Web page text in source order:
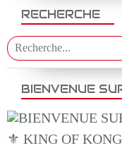
RECHERCHE
BIENVENUE
⚜️ KING OF